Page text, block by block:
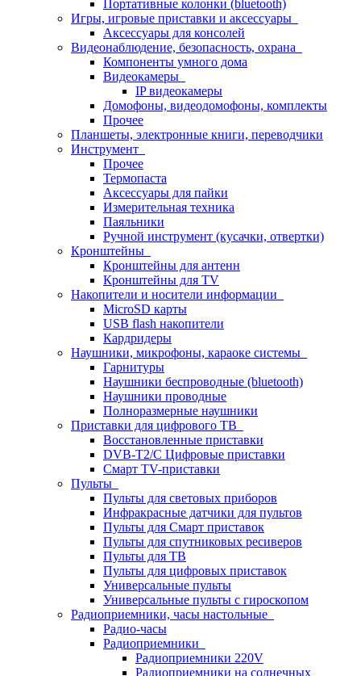
Портативные колонки (bluetooth)
Игры, игровые приставки и аксессуары
Аксессуары для консолей
Видеонаблюдение, безопасность, охрана
Компоненты умного дома
Видеокамеры
IP видеокамеры
Домофоны, видеодомофоны, комплекты
Прочее
Планшеты, электронные книги, переводчики
Инструмент
Прочее
Термопаста
Аксессуары для пайки
Измерительная техника
Паяльники
Ручной инструмент (кусачки, отвертки)
Кронштейны
Кронштейны для антенн
Кронштейны для TV
Накопители и носители информации
MicroSD карты
USB flash накопители
Кардридеры
Наушники, микрофоны, караоке системы
Гарнитуры
Наушники беспроводные (bluetooth)
Наушники проводные
Полноразмерные наушники
Приставки для цифрового ТВ
Восстановленные приставки
DVB-T2/C Цифровые приставки
Смарт ТV-приставки
Пульты
Пульты для световых приборов
Инфракрасные датчики для пультов
Пульты для Смарт приставок
Пульты для спутниковых ресиверов
Пульты для ТВ
Пульты для цифровых приставок
Универсальные пульты
Универсальные пульты с гироскопом
Радиоприемники, часы настольные
Радио-часы
Радиоприемники
Радиоприемники 220V
Радиоприемники на солнечных